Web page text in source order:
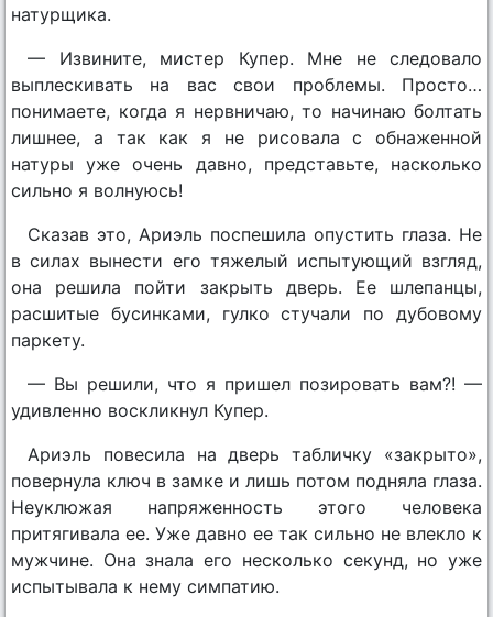
натурщика.
— Извините, мистер Купер. Мне не следовало
выплескивать на вас свои проблемы. Просто…
понимаете, когда я нервничаю, то начинаю болтать
лишнее, а так как я не рисовала с обнаженной
натуры уже очень давно, представьте, насколько
сильно я волнуюсь!
Сказав это, Ариэль поспешила опустить глаза. Не
в силах вынести его тяжелый испытующий взгляд,
она решила пойти закрыть дверь. Ее шлепанцы,
расшитые бусинками, гулко стучали по дубовому
паркету.
— Вы решили, что я пришел позировать вам?! —
удивленно воскликнул Купер.
Ариэль повесила на дверь табличку «закрыто»,
повернула ключ в замке и лишь потом подняла глаза.
Неуклюжая напряженность этого человека
притягивала ее. Уже давно ее так сильно не влекло к
мужчине. Она знала его несколько секунд, но уже
испытывала к нему симпатию.